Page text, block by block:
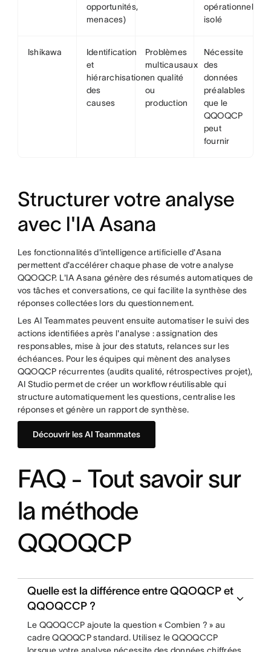
opportunités,
menaces)
opérationnel
isolé
Ishikawa
Identification
et
hiérarchisation
des
causes
Problèmes
multicausaux
en qualité
ou
production
Nécessite
des
données
préalables
que le
QQOQCP
peut
fournir
Structurer votre analyse
avec l'IA Asana
Les fonctionnalités d'intelligence artificielle d'Asana
permettent d'accélérer chaque phase de votre analyse
QQOQCP. L'IA Asana génère des résumés automatiques de
vos tâches et conversations, ce qui facilite la synthèse des
réponses collectées lors du questionnement.
Les AI Teammates peuvent ensuite automatiser le suivi des
actions identifiées après l'analyse : assignation des
responsables, mise à jour des statuts, relances sur les
échéances. Pour les équipes qui mènent des analyses
QQOQCP récurrentes (audits qualité, rétrospectives projet),
AI Studio permet de créer un workflow réutilisable qui
structure automatiquement les questions, centralise les
réponses et génère un rapport de synthèse.
Découvrir les AI Teammates
FAQ - Tout savoir sur
la méthode
QQOQCP
Quelle est la différence entre QQOQCP et
QQOQCCP ?
Le QQOQCCP ajoute la question « Combien ? » au
cadre QQOQCP standard. Utilisez le QQOQCCP
lorsque votre analyse nécessite des données chiffrées